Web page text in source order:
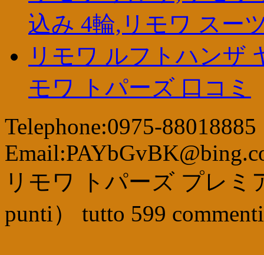
込み 4輪,リモワ スー
リモワ ルフトハンザ
モワ トパーズ 口コミ
Telephone:0975-88018885
リモワ トパーズ プレミ
punti ） tutto 599